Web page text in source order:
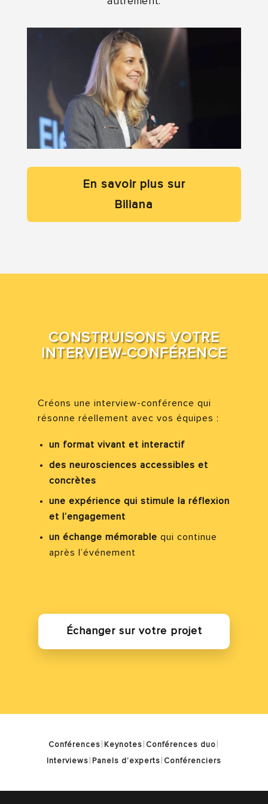
En savoir plus sur
Biliana
CONSTRUISONS VOTRE
INTERVIEW-CONFÉRENCE
Créons une interview-conférence qui
résonne réellement avec vos équipes :
un format vivant et interactif
des neurosciences accessibles et
concrètes
une expérience qui stimule la réflexion
et l’engagement
un échange mémorable qui continue
après l’événement
Échanger sur votre projet
Conférences Keynotes Conférences duo
Interviews Panels d’experts Conférenciers